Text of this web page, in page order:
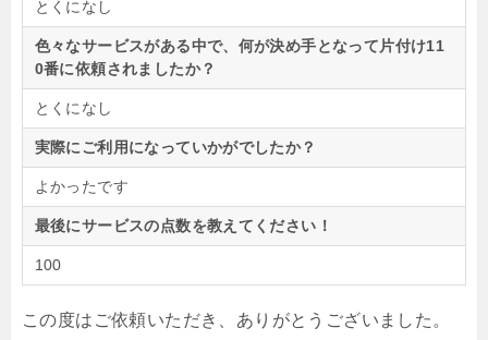
とくになし
色々なサービスがある中で、何が決め手となって片付け11
0番に依頼されましたか？
とくになし
実際にご利用になっていかがでしたか？
よかったです
最後にサービスの点数を教えてください！
100
この度はご依頼いただき、ありがとうございました。